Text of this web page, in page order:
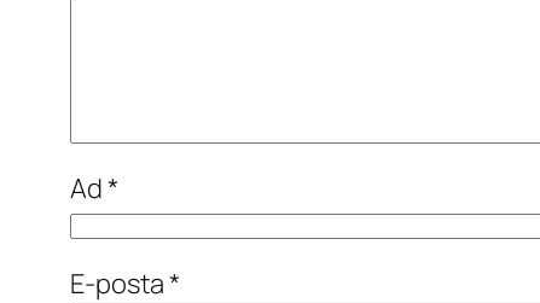
Ad*
E-posta*